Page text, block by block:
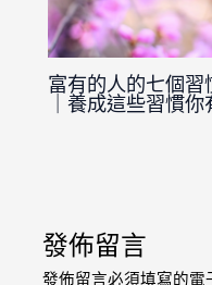
富有的人的七個
｜養成這些習慣
發佈留言
發佈留言必須填寫的電